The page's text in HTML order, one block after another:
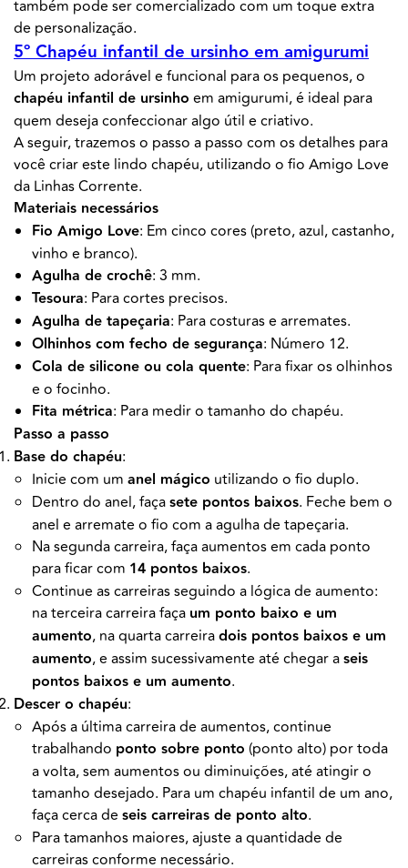
também pode ser comercializado com um toque extra
de personalização.
5º Chapéu infantil de ursinho em amigurumi
Um projeto adorável e funcional para os pequenos, o
chapéu infantil de ursinho em amigurumi, é ideal para
quem deseja confeccionar algo útil e criativo.
A seguir, trazemos o passo a passo com os detalhes para
você criar este lindo chapéu, utilizando o fio Amigo Love
da Linhas Corrente.
Materiais necessários
Fio Amigo Love: Em cinco cores (preto, azul, castanho,
vinho e branco).
Agulha de crochê: 3 mm.
Tesoura: Para cortes precisos.
Agulha de tapeçaria: Para costuras e arremates.
Olhinhos com fecho de segurança: Número 12.
Cola de silicone ou cola quente: Para fixar os olhinhos
e o focinho.
Fita métrica: Para medir o tamanho do chapéu.
Passo a passo
Base do chapéu:
Inicie com um anel mágico utilizando o fio duplo.
Dentro do anel, façasete pontos baixos. Feche bem o
anel e arremate o fio com a agulha de tapeçaria.
Na segunda carreira, faça aumentos em cada ponto
para ficar com 14 pontos baixos.
Continue as carreiras seguindo a lógica de aumento:
na terceira carreira faça um ponto baixo e um
aumento, na quarta carreiradois pontos baixos e um
aumento, e assim sucessivamente até chegar aseis
pontos baixos e um aumento.
Descer o chapéu:
Após a última carreira de aumentos, continue
trabalhando ponto sobre ponto (ponto alto) por toda
a volta, sem aumentos ou diminuições, até atingir o
tamanho desejado. Para um chapéu infantil de um ano,
faça cerca de seis carreiras de ponto alto.
Para tamanhos maiores, ajuste a quantidade de
carreiras conforme necessário.